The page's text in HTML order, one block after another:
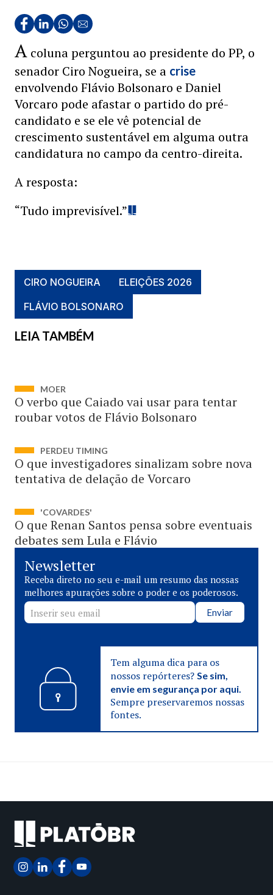
A coluna perguntou ao presidente do PP, o
senador Ciro Nogueira, se a crise
envolvendo Flávio Bolsonaro e Daniel
Vorcaro pode afastar o partido do pré-
candidato e se ele vê potencial de
crescimento sustentável em alguma outra
candidatura no campo da centro-direita.
A resposta:
“Tudo imprevisível.”
CIRO NOGUEIRA
ELEIÇÕES 2026
FLÁVIO BOLSONARO
LEIA TAMBÉM
MOER
O verbo que Caiado vai usar para tentar
roubar votos de Flávio Bolsonaro
PERDEU TIMING
O que investigadores sinalizam sobre nova
tentativa de delação de Vorcaro
'COVARDES'
O que Renan Santos pensa sobre eventuais
debates sem Lula e Flávio
Newsletter
Receba direto no seu e-mail um resumo das nossas
melhores apurações sobre o poder e os poderosos.
Enviar
Tem alguma dica para os
nossos repórteres? Se sim,
envie em segurança por aqui.
Sempre preservaremos nossas
fontes.